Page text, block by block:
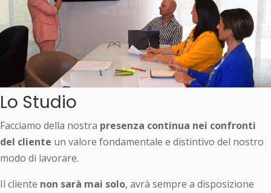
Lo Studio
Facciamo della nostra presenza continua nei confronti
del cliente un valore fondamentale e distintivo del nostro
modo di lavorare.
Il cliente non sarà mai solo, avrà sempre a disposizione